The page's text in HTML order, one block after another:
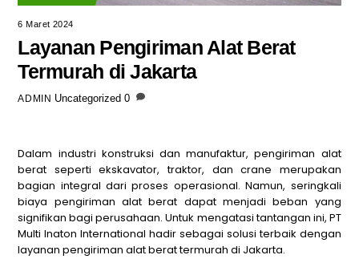
6 Maret 2024
Layanan Pengiriman Alat Berat
Termurah di Jakarta
ADMIN Uncategorized 0
Dalam industri konstruksi dan manufaktur, pengiriman alat
berat seperti ekskavator, traktor, dan crane merupakan
bagian integral dari proses operasional. Namun, seringkali
biaya pengiriman alat berat dapat menjadi beban yang
signifikan bagi perusahaan. Untuk mengatasi tantangan ini, PT
Multi Inaton International hadir sebagai solusi terbaik dengan
layanan pengiriman alat berat termurah di Jakarta.